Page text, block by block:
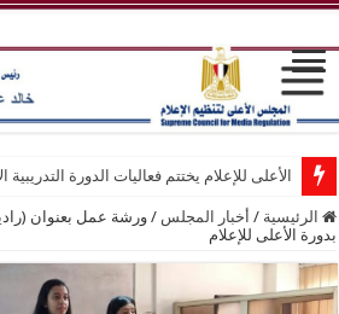
الأعلى للإعلام يختتم فعاليات الدورة التدريبية
الرئيسية / أخبار المجلس / ورشة عمل بعنوان (راديو
بدورة الأعلى للإعلام